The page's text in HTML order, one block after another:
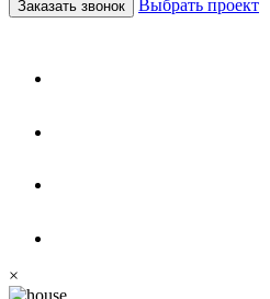
Заказать звонок Выбрать проект
×